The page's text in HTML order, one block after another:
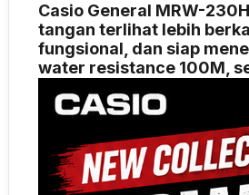
Casio General MRW-
tangan terlihat lebih
fungsional, dan siap
water resistance 100M,